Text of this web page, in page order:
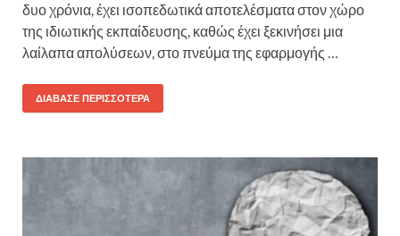
δυο χρόνια, έχει ισοπεδωτικά αποτελέσματα στον χώρο
της ιδιωτικής εκπαίδευσης, καθώς έχει ξεκινήσει μια
λαίλαπα απολύσεων, στο πνεύμα της εφαρμογής …
ΔΙΆΒΑΣΕ ΠΕΡΙΣΣΌΤΕΡΑ